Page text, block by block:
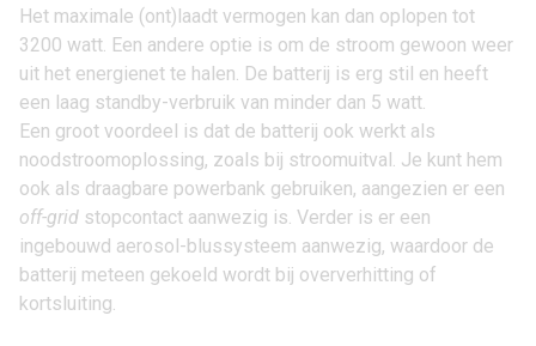
Het maximale (ont)laadt vermogen kan dan oplopen tot
3200 watt. Een andere optie is om de stroom gewoon weer
uit het energienet te halen. De batterij is erg stil en heeft
een laag standby-verbruik van minder dan 5 watt.
Een groot voordeel is dat de batterij ook werkt als
noodstroomoplossing, zoals bij stroomuitval. Je kunt hem
ook als draagbare powerbank gebruiken, aangezien er een
off-grid stopcontact aanwezig is. Verder is er een
ingebouwd aerosol-blussysteem aanwezig, waardoor de
batterij meteen gekoeld wordt bij oververhitting of
kortsluiting.